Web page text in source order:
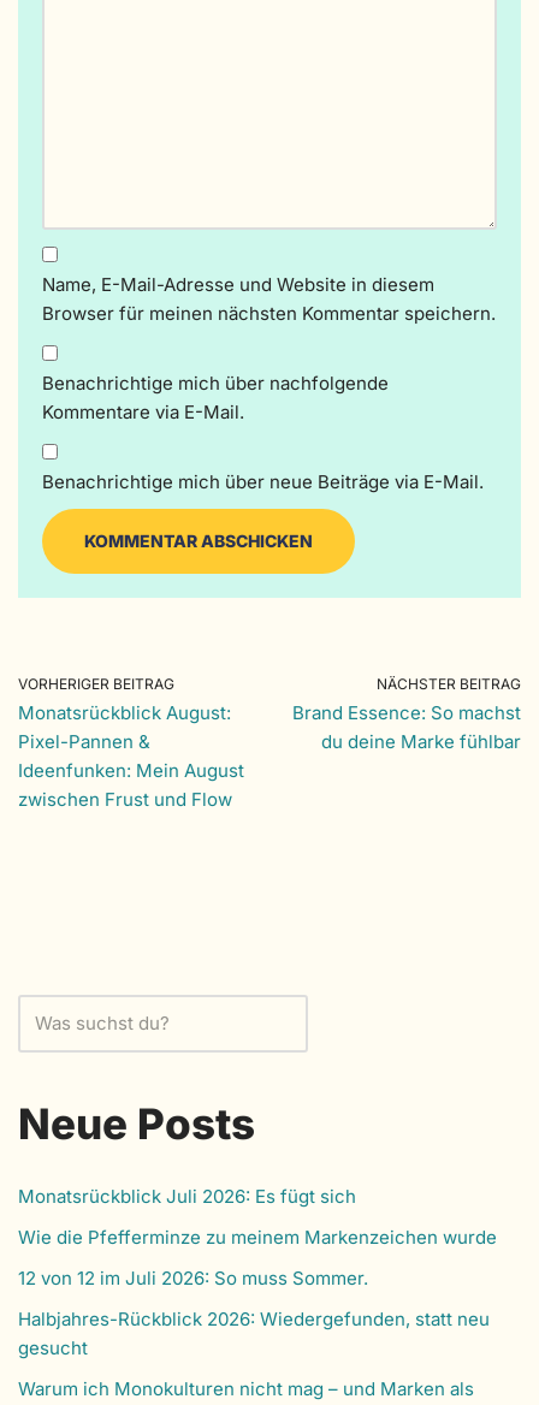
Name, E-Mail-Adresse und Website in diesem
Browser für meinen nächsten Kommentar speichern.
Benachrichtige mich über nachfolgende
Kommentare via E-Mail.
Benachrichtige mich über neue Beiträge via E-Mail.
VORHERIGER BEITRAG
Monatsrückblick August:
Pixel-Pannen &
Ideenfunken: Mein August
zwischen Frust und Flow
NÄCHSTER BEITRAG
Brand Essence: So machst
du deine Marke fühlbar
Neue Posts
Monatsrückblick Juli 2026: Es fügt sich
Wie die Pfefferminze zu meinem Markenzeichen wurde
12 von 12 im Juli 2026: So muss Sommer.
Halbjahres-Rückblick 2026: Wiedergefunden, statt neu
gesucht
Warum ich Monokulturen nicht mag – und Marken als